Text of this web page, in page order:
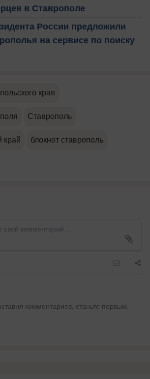
в Ставрополе
России предложили
на сервисе по поиску
края
Ставрополь
край блокнот ставрополь
комментариев, станьте первым.